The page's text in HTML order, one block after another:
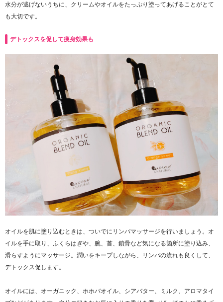
水分が逃げないうちに、クリームやオイルをたっぷり塗ってあげることがとて
も大切です。
デトックスを促して痩身効果も
オイルを肌に塗り込むときは、ついでにリンパマッサージを行いましょう。オ
イルを手に取り、ふくらはぎや、腕、首、鎖骨など気になる箇所に塗り込み、
滑らすようにマッサージ。潤いをキープしながら、リンパの流れも良くして、
デトックス促します。
オイルには、オーガニック、ホホバオイル、シアバター、ミルク、アロマタイ